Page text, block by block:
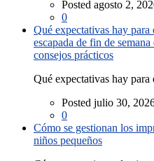
Posted agosto 2,
0
Qué expectativas hay
escapada de fin de
consejos prácticos
Qué expectativas hay
Posted julio 30,
0
Cómo se gestionan los
niños pequeños